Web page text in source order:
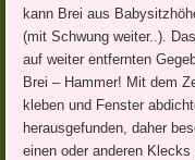
kann Brei aus
(mit Schwung weiter..).
auf weiter entfernten
Brei – Hammer! Mit dem
kleben und Fenster
herausgefunden, daher
einen oder anderen